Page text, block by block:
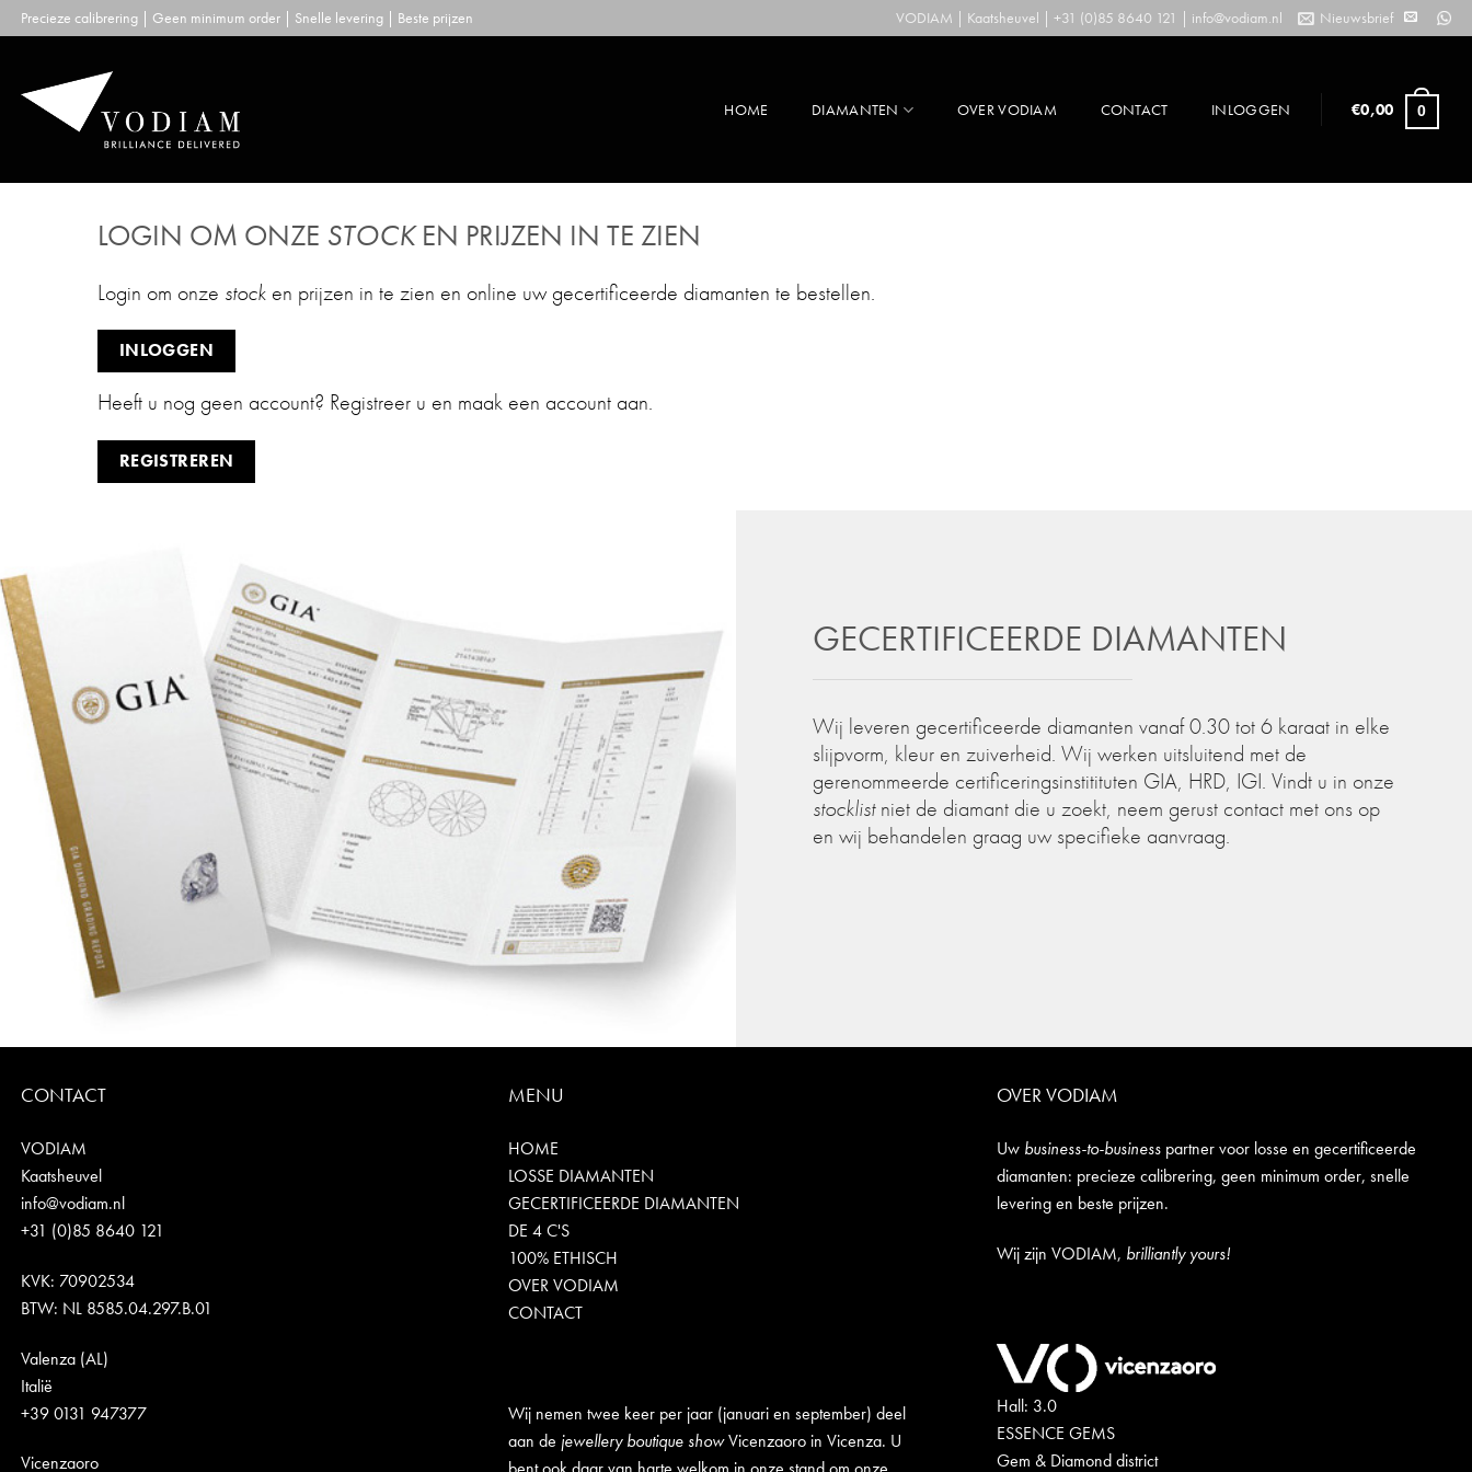
Skip
to
Precieze calibrering | Geen minimum order | Snelle levering | Beste prijzen VODIAM | Kaatsheuvel | +31 (0)85 8640 121 | info@vodiam.nl Nieuwsbrief
HOME DIAMANTEN OVER VODIAM CONTACT INLOGGEN €0,00 0
LOGIN OM ONZE STOCKEN PRIJZEN IN TE ZIEN
Login om onze stock en prijzen in te zien en online uw gecertificeerde diamanten te bestellen.
INLOGGEN
Heeft u nog geen account? Registreer u en maak een account aan.
REGISTREREN
GECERTIFICEERDE DIAMANTEN
Wij leveren gecertificeerde diamanten vanaf 0.30 tot 6 karaat in elke
slijpvorm, kleur en zuiverheid. Wij werken uitsluitend met de
gerenommeerde certificeringsinstitituten GIA, HRD, IGI. Vindt u in onze
stocklistniet de diamant die u zoekt, neem gerust contact met ons op
en wij behandelen graag uw specifieke aanvraag.
CONTACT
VODIAM
Kaatsheuvel
info@vodiam.nl
+31 (0)85 8640 121
KVK: 70902534
BTW: NL 8585.04.297.B.01
Valenza (AL)
Italië
+39 0131 947377
Vicenzaoro
MENU
HOME
LOSSE DIAMANTEN
GECERTIFICEERDE DIAMANTEN
DE 4 C'S
100% ETHISCH
OVER VODIAM
CONTACT
Wij nemen twee keer per jaar (januari en september) deel
aan de jewellery boutique showVicenzaoro in Vicenza. U
OVER VODIAM
Uw business-to-businesspartner voor losse en gecertificeerde
diamanten: precieze calibrering, geen minimum order, snelle
levering en beste prijzen.
Wij zijn VODIAM, brilliantly yours!
Hall: 3.0
ESSENCE GEMS
Gem & Diamond district